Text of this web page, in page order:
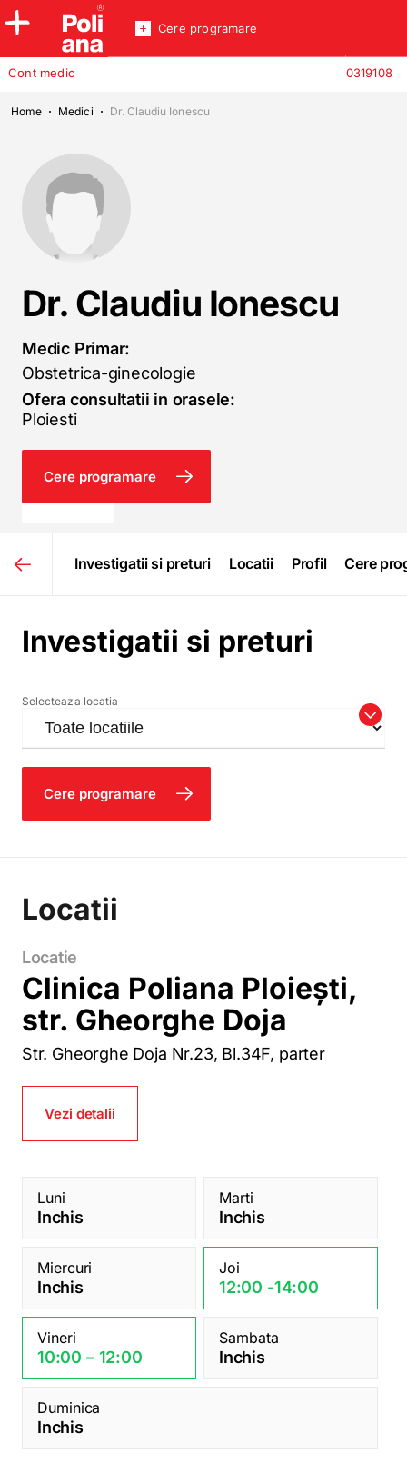
Policlinica
Incredere
Cont medic 0319108
Cere programare
Home Medici Dr. Claudiu Ionescu
Dr. Claudiu Ionescu
Medic Primar:
Obstetrica-ginecologie
Ofera consultatii in orasele:
Ploiesti
Cere programare
Investigatii si preturi Locatii Profil Cere
Investigatii si preturi
Cere programare
Locatii
Clinica Poliana Ploiești,
str. Gheorghe Doja
Str. Gheorghe Doja Nr.23, Bl.34F, parter
Vezi detalii
Luni
Inchis
Marti
Inchis
Miercuri
Inchis
Joi
12:00 -14:00
Vineri
10:00 – 12:00
Sambata
Inchis
Duminica
Inchis